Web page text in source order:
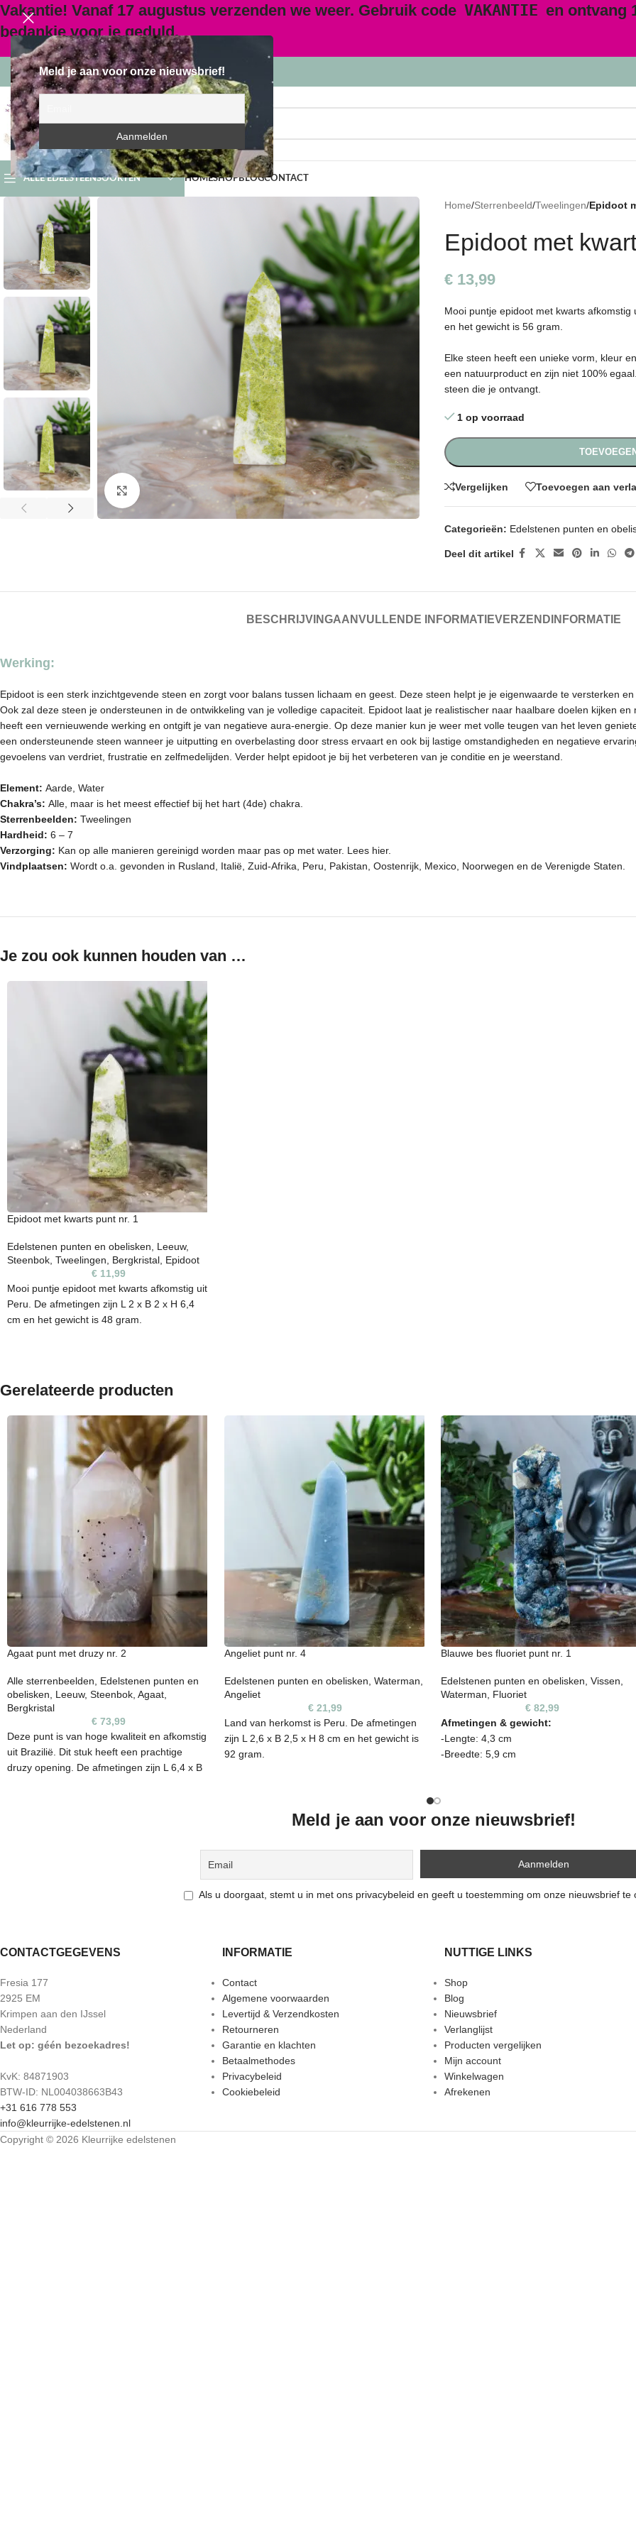
Meld je aan voor onze nieuwsbrief!
Vakantie! Vanaf 17 augustus verzenden we weer. Gebruik code VAKANTIE en ontvang
bedankje voor je geduld.
SELECTEER CATEGORIE
ALLE EDELSTEENSOORTEN HOMESHOPBLOGCONTACT
Klik om te vergroten
Home/Sterrenbeeld/Tweelingen/Epidoot
Epidoot met
€13,99
Mooi puntje epidoot met kwarts
en het gewicht is 56 gram.
Elke steen heeft een unieke vorm, kleur
een natuurproduct en zijn niet 100%
steen die je ontvangt.
1 op voorraad
Vergelijken Toevoegen aan
Categorieën: Edelstenen punten en
Deel dit artikel
BESCHRIJVINGAANVULLENDE INFORMATIEVERZENDINFORMATIE
Werking:
Epidoot is een sterk inzichtgevende steen en zorgt voor balans tussen lichaam en geest. Deze steen helpt je je eigenwaarde te versterken
Ook zal deze steen je ondersteunen in de ontwikkeling van je volledige capaciteit. Epidoot laat je realistischer naar haalbare doelen kijken
heeft een vernieuwende werking en ontgift je van negatieve aura-energie. Op deze manier kun je weer met volle teugen van het leven
een ondersteunende steen wanneer je uitputting en overbelasting door stress ervaart en ook bij lastige omstandigheden en negatieve
gevoelens van verdriet, frustratie en zelfmedelijden. Verder helpt epidoot je bij het verbeteren van je conditie en je weerstand.
Element: Aarde, Water
Chakra’s: Alle, maar is het meest effectief bij het hart (4de) chakra.
Sterrenbeelden: Tweelingen
Hardheid: 6 – 7
Verzorging: Kan op alle manieren gereinigd worden maar pas op met water. Lees hier.
Vindplaatsen: Wordt o.a. gevonden in Rusland, Italië, Zuid-Afrika, Peru, Pakistan, Oostenrijk, Mexico, Noorwegen en de Verenigde Staten.
Je zou ook kunnen houden van …
Epidoot met kwarts punt nr. 1
Edelstenen punten en obelisken Leeuw,
Steenbok Tweelingen Bergkristal Epidoot
€11,99
Mooi puntje epidoot met kwarts afkomstig uit
Peru. De afmetingen zijn L 2 x B 2 x H 6,4
cm en het gewicht is 48 gram.
is een natuurproduct en zijn niet 100%
egaal. De edelsteen die je op de foto ziet, is
ook de steen die je ontvangt.
Gerelateerde producten
Agaat punt met druzy nr. 2
Alle sterrenbeelden, Edelstenen punten en
obelisken, Leeuw, Steenbok, Agaat,
Bergkristal
€73,99
Deze punt is van hoge kwaliteit en afkomstig
uit Brazilië. Dit stuk heeft een prachtige
druzy opening. De afmetingen zijn L 6,4 x B
egaal. De edelsteen die je op de foto ziet, is
Angeliet punt nr. 4
Edelstenen punten en obelisken, Waterman,
Angeliet
€ 21,99
Land van herkomst is Peru. De afmetingen
zijn L 2,6 x B 2,5 x H 8 cm en het gewicht is
92 gram.
is een natuurproduct en zijn niet 100%
egaal. De edelsteen die je op de foto ziet, is
ook de steen die je ontvangt.
Blauwe bes fluoriet punt nr. 1
Edelstenen punten en obelisken, Vissen,
Waterman, Fluoriet
€82,99
Afmetingen & gewicht:
-Lengte: 4,3 cm
-Breedte: 5,9 cm
dat je ontvangt. Dit is een natuurproduct:
stuk is uniek in vorm, kleur en textuur.
oneffenheden of natuurlijke lijnen horen
daarbij en onderstrepen het authentieke
lichtinval of de instellingen van je
Meld je aan voor onze nieuwsbrief!
Als u doorgaat, stemt u in met ons privacybeleid en geeft u toestemming om onze nieuwsbrief te
CONTACTGEGEVENS
Fresia 177
2925 EM
Krimpen aan den IJssel
Nederland
Let op: géén bezoekadres!
KvK: 84871903
BTW-ID: NL004038663B43
+31 616 778 553
info@kleurrijke-edelstenen.nl
INFORMATIE
Contact
Algemene voorwaarden
Levertijd & Verzendkosten
Retourneren
Garantie en klachten
Betaalmethodes
Privacybeleid
Cookiebeleid
NUTTIGE LINKS
Shop
Blog
Nieuwsbrief
Verlanglijst
Producten vergelijken
Mijn account
Winkelwagen
Afrekenen
Copyright © 2026 Kleurrijke edelstenen